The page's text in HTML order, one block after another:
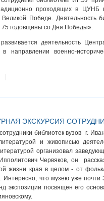
проходящих в
Великой Победе. Деятельность
75 годовщины со Дня Победы».
деятельность
в направлении военно-
ЭКСКУРСИЯ
библиотек вузов г.
и живописью
организовал
Червяков, он
жизни края в целом - от
Интересно, что музею уже почти
экспозиции посвящен его